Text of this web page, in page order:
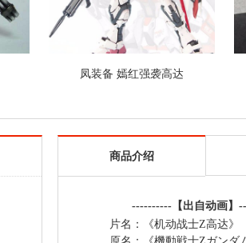
凤装备 嫣红强袭高达
商品介绍
----------【出自动画】
片名：《机动战士Z高达》